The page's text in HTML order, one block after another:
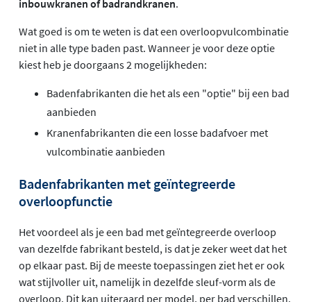
inbouwkranen of badrandkranen.
Wat goed is om te weten is dat een overloopvulcombinatie
niet in alle type baden past. Wanneer je voor deze optie
kiest heb je doorgaans 2 mogelijkheden:
Badenfabrikanten die het als een "optie" bij een bad
aanbieden
Kranenfabrikanten die een losse badafvoer met
vulcombinatie aanbieden
Badenfabrikanten met geïntegreerde
overloopfunctie
Het voordeel als je een bad met geïntegreerde overloop
van dezelfde fabrikant besteld, is dat je zeker weet dat het
op elkaar past. Bij de meeste toepassingen ziet het er ook
wat stijlvoller uit, namelijk in dezelfde sleuf-vorm als de
overloop. Dit kan uiteraard per model, per bad verschillen.